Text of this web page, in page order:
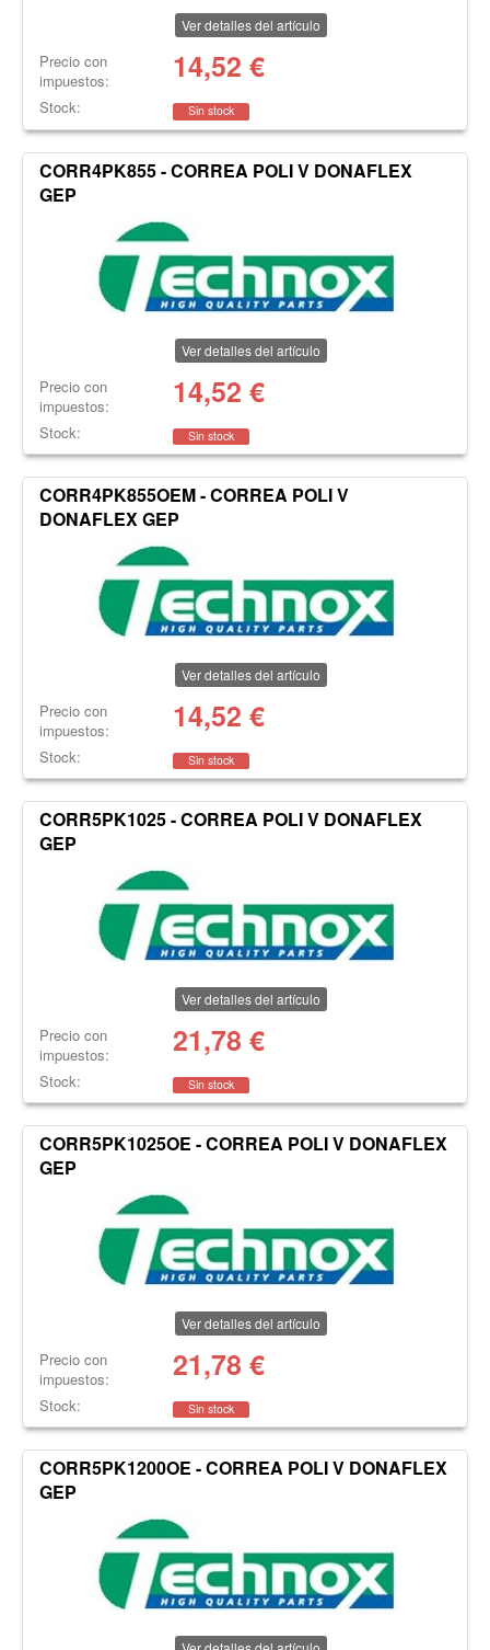
Ver detalles del artículo
Precio con
impuestos:
14,52 €
Stock: Sin stock
CORR4PK855 - CORREA POLI V DONAFLEX
GEP
Ver detalles del artículo
Precio con
impuestos:
14,52 €
Stock: Sin stock
CORR4PK855OEM - CORREA POLI V
DONAFLEX GEP
Ver detalles del artículo
Precio con
impuestos:
14,52 €
Stock: Sin stock
CORR5PK1025 - CORREA POLI V DONAFLEX
GEP
Ver detalles del artículo
Precio con
impuestos:
21,78 €
Stock: Sin stock
CORR5PK1025OE - CORREA POLI V DONAFLEX
GEP
Ver detalles del artículo
Precio con
impuestos:
21,78 €
Stock: Sin stock
CORR5PK1200OE - CORREA POLI V DONAFLEX
GEP